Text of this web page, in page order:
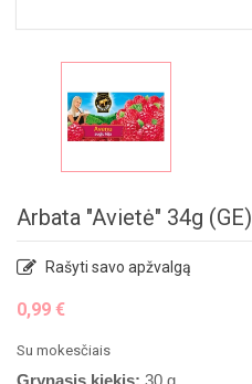
Arbata "Avietė" 34g (GE)
Rašyti savo apžvalgą
0,99 €
Su mokesčiais